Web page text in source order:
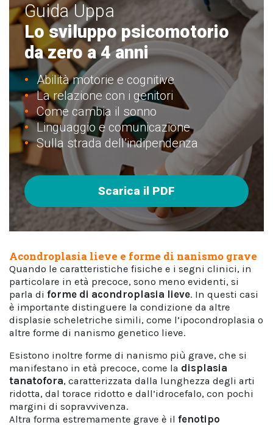
Guida Uppa
Lo sviluppo psicomotorio
da zero a 4 anni
Abilità motorie e cognitive
La relazione con i genitori
Come cambia il sonno
Linguaggio e comunicazione
Sulla strada dell’indipendenza
Scarica il PDF
Acondroplasia lieve e forme di nanismo grave
Quando le caratteristiche fisiche e i segni clinici, in
particolare in età precoce, sono meno evidenti, si
parla di forme di acondroplasia lieve. In questi casi
è importante distinguere la condizione da altre
displasie scheletriche simili, come l’ipocondroplasia o
altre forme di nanismo genetico lieve.
Esistono inoltre forme di nanismo più grave, che si
manifestano in età precoce, come la displasia
tanatofora, caratterizzata dalla lunghezza degli arti
ridotta, dal torace ridotto e dall’idrocefalo, con pochi
margini di sopravvivenza.
Altra forma estremamente grave è il fenotipo